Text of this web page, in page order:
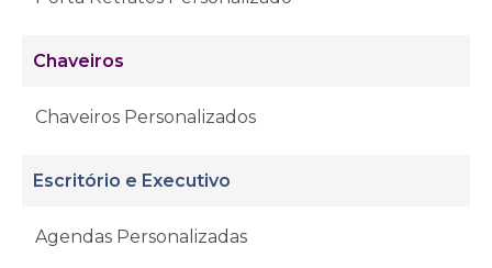
Chaveiros
Chaveiros Personalizados
Escritório e Executivo
Agendas Personalizadas